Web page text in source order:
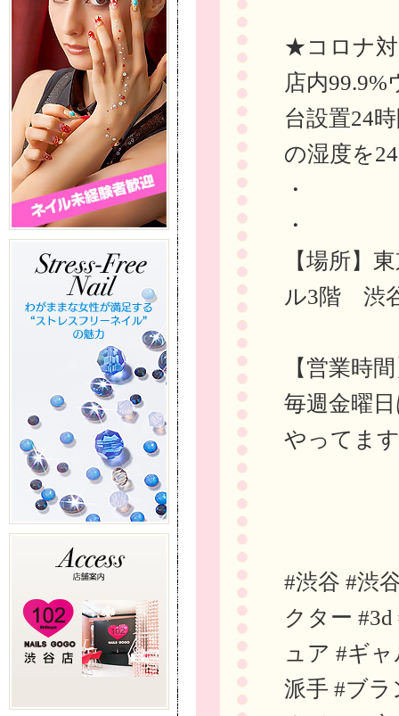
★コロナ
店内
台設置24
の湿度を
・
・
【場所】
ル3階 渋
【営業時
毎週金曜
やってま
#渋谷 #渋
クター
ュア #ギ
派手 #ブラ